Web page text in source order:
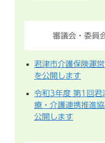
審議会・委員
君津市介護保険運
を公開します
令和3年度 第1回君
療・介護連携推進
公開します